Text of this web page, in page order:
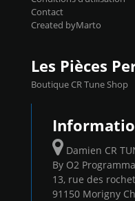
Contact
Created byMarto
Les Pièces
Boutique CR Tune Shop
Damien CR
By O2
13, rue des
91150 Morigny